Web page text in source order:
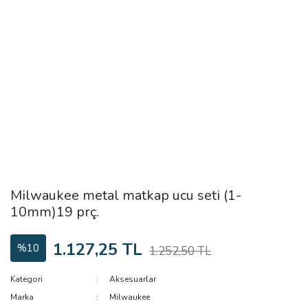
Milwaukee metal matkap ucu seti (1-
10mm)19 prç.
%10 1.127,25 TL 1.252,50 TL
Kategori
Aksesuarlar
Marka
Milwaukee